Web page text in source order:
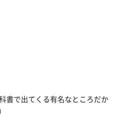
書で出てくる有名なところだか